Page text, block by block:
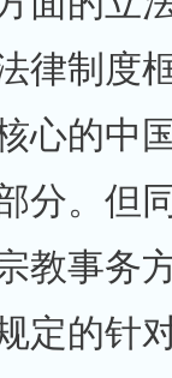
律制度
心的中
分。但
教事务
定的针